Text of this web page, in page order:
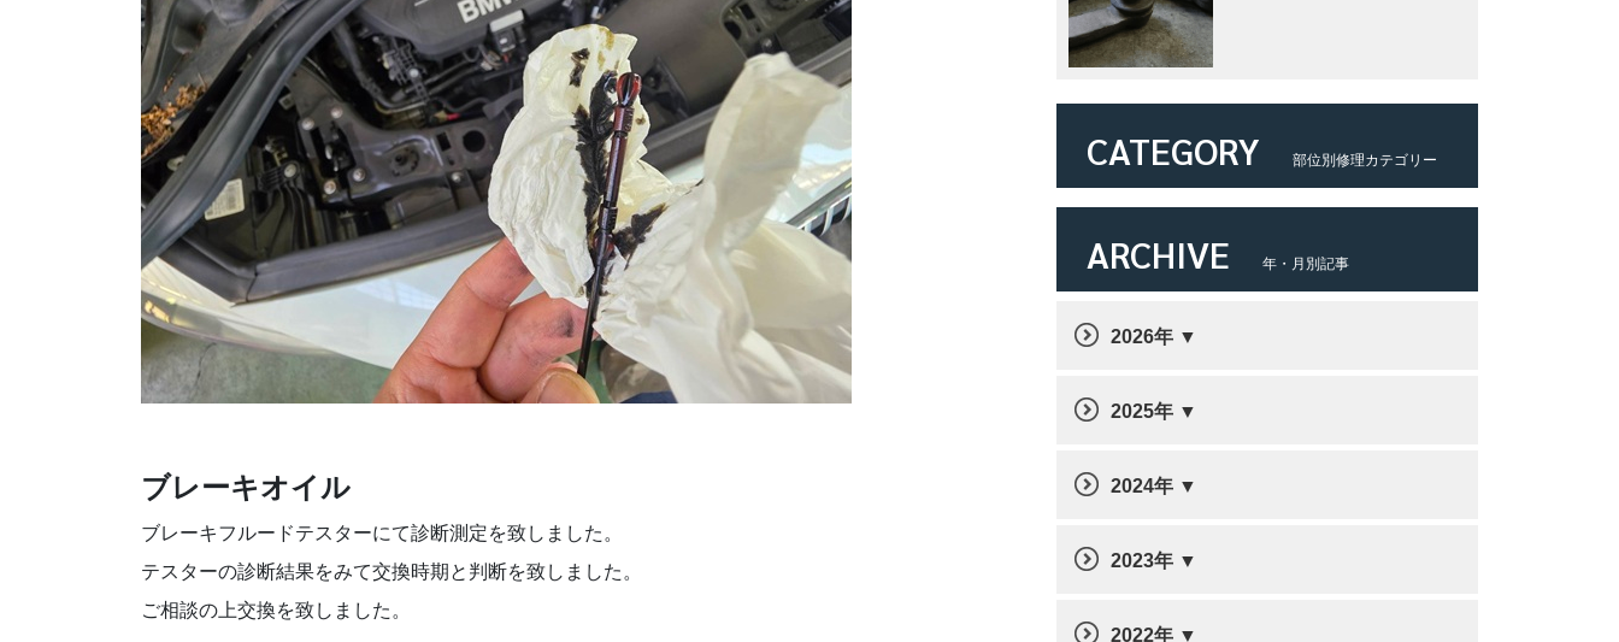
ブレーキオイル
ブレーキフルードテスターにて診断測定を致しました。
テスターの診断結果をみて交換時期と判断を致しました。
ご相談の上交換を致しました。
CATEGORY 部位別修理カテゴリー
ARCHIVE 年・月別記事
2026年
2025年
2024年
2023年
2022年